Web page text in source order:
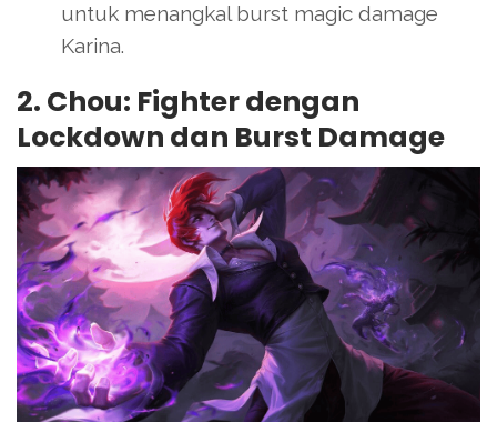
untuk menangkal burst magic damage
Karina.
2. Chou: Fighter dengan
Lockdown dan Burst Damage